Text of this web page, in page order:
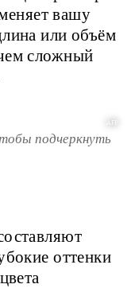
вашу
или объём
сложный
подчеркнуть
оттенки